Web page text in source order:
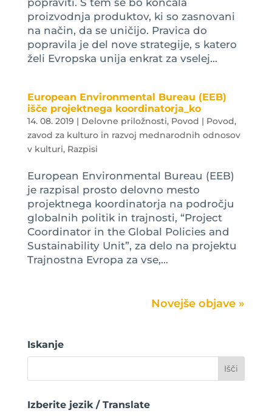
popraviti. S tem se bo končala
proizvodnja produktov, ki so zasnovani
na način, da se uničijo. Pravica do
popravila je del nove strategije, s katero
želi Evropska unija enkrat za vselej...
European Environmental Bureau (EEB)
išče projektnega koordinatorja_ko
14. 08. 2019 | Delovne priložnosti, Povod | Povod,
zavod za kulturo in razvoj mednarodnih odnosov
v kulturi, Razpisi
European Environmental Bureau (EEB)
je razpisal prosto delovno mesto
projektnega koordinatorja na področju
globalnih politik in trajnosti, “Project
Coordinator in the Global Policies and
Sustainability Unit”, za delo na projektu
Trajnostna Evropa za vse,...
Iskanje
Izberite jezik / Translate